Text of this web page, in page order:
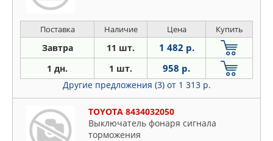
Поставка Наличие Цена Купить
Завтра 11 шт. 1 482 р.
1 дн. 1 шт. 958 р.
Другие предложения (3) от 1 313 р.
TOYOTA 8434032050
Выключатель фонаря сигнала
торможения